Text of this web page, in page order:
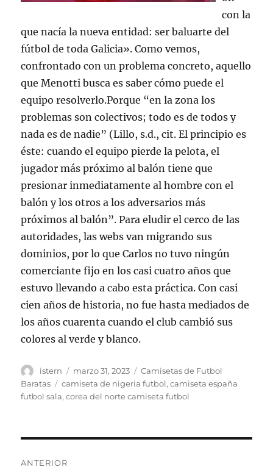
con la
que nacía la nueva entidad: ser baluarte del
fútbol de toda Galicia». Como vemos,
confrontado con un problema concreto, aquello
que Menotti busca es saber cómo puede el
equipo resolverlo.Porque “en la zona los
problemas son colectivos; todo es de todos y
nada es de nadie” (Lillo, s.d., cit. El principio es
éste: cuando el equipo pierde la pelota, el
jugador más próximo al balón tiene que
presionar inmediatamente al hombre con el
balón y los otros a los adversarios más
próximos al balón”. Para eludir el cerco de las
autoridades, las webs van migrando sus
dominios, por lo que Carlos no tuvo ningún
comerciante fijo en los casi cuatro años que
estuvo llevando a cabo esta práctica. Con casi
cien años de historia, no fue hasta mediados de
los años cuarenta cuando el club cambió sus
colores al verde y blanco.
Autor
istern
Publicado
el
marzo 31, 2023 Categorías
Camisetas de Futbol
Baratas
Etiquetas
camiseta de nigeria futbol,camiseta españa
futbol sala,corea del norte camiseta futbol
ANTERIOR